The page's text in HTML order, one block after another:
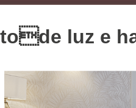
luz e